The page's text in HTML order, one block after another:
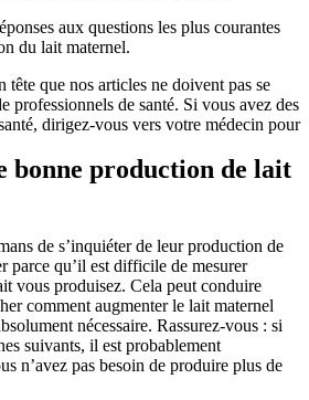
aux questions les plus courantes
du lait maternel.
tête que nos articles ne doivent pas se
professionnels de santé. Si vous avez des
dirigez-vous vers votre médecin pour
bonne production de lait
de s’inquiéter de leur production de
parce qu’il est difficile de mesurer
vous produisez. Cela peut conduire
comment augmenter le lait maternel
nécessaire. Rassurez-vous : si
suivants, il est probablement
n’avez pas besoin de produire plus de